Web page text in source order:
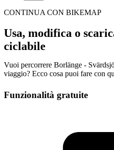
CONTINUA CON BIKEMAP
Usa, modifica o
ciclabile
Vuoi percorrere Borlänge -
viaggio? Ecco cosa puoi fare con
Funzionalità gratuite